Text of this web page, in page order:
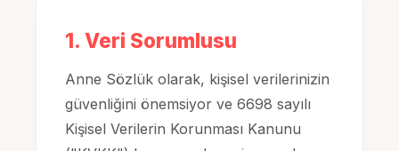
1. Veri Sorumlusu
Anne Sözlük olarak, kişisel verilerinizin
güvenliğini önemsiyor ve 6698 sayılı
Kişisel Verilerin Korunması Kanunu